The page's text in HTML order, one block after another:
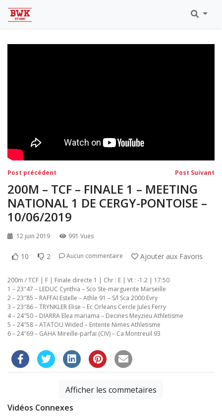
Eaubonne 2019
Navigation
de
l’article
Post précédent Post Suivant
200M – TCF – FINALE 1 – MEETING
NATIONAL 1 DE CERGY-PONTOISE –
10/06/2019
12 juin 2019 991 Vues
10 2 Aucun commentaire Ajouter aux Favoris
200m / TCF | F | Finale directe 1 | Chr : E | Vt : -1.2 | 17:50
1 – 23″47 – LEDUC Cynthia – Sco Ste-marguerite Marseille
2 – 23″85 – RAFFAI Estelle – Athle 91 – S/l Sca 2000 Evry
3 – 23″86 – TRYNKLER Elise – Ec Orleans Cercle Jules Ferry
4 – 24″50 – DIARRA Elea mariama – Decines Meyzieu Athletisme
5 – 24″58 – ATATOU Wided – Entente Nimes Athletisme
6 – 24″69 – GAHA Mireille-parfai (CIV) – Ca Montreuil 93
Afficher les commetaires
Vidéos Connexes